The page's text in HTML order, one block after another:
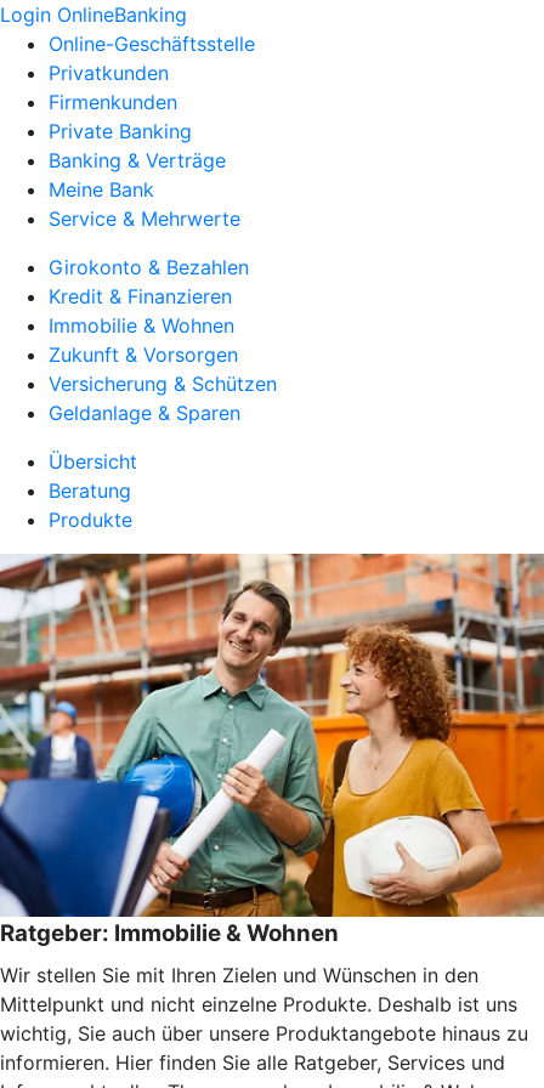
Login OnlineBanking
Online-Geschäftsstelle
Privatkunden
Firmenkunden
Private Banking
Banking & Verträge
Meine Bank
Service & Mehrwerte
Girokonto & Bezahlen
Kredit & Finanzieren
Immobilie & Wohnen
Zukunft & Vorsorgen
Versicherung & Schützen
Geldanlage & Sparen
Übersicht
Beratung
Produkte
Ratgeber: Immobilie & Wohnen
Wir stellen Sie mit Ihren Zielen und Wünschen in den
Mittelpunkt und nicht einzelne Produkte. Deshalb ist uns
wichtig, Sie auch über unsere Produktangebote hinaus zu
informieren. Hier finden Sie alle Ratgeber, Services und